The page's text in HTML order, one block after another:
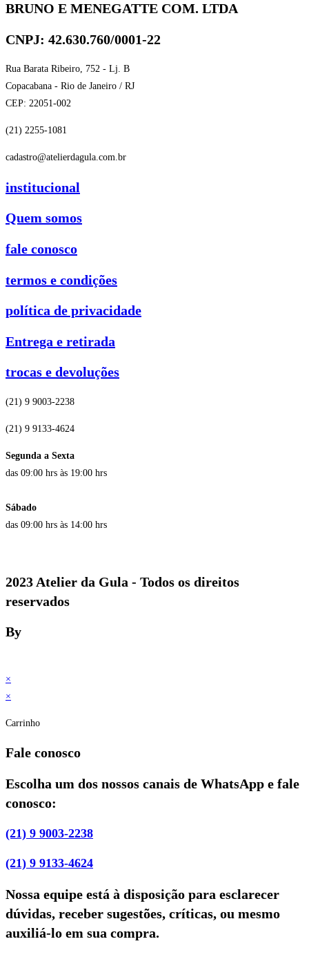
BRUNO E MENEGATTE COM. LTDA
CNPJ: 42.630.760/0001-22
Rua Barata Ribeiro, 752 - Lj. B
Copacabana - Rio de Janeiro / RJ
CEP: 22051-002
(21) 2255-1081
cadastro@atelierdagula.com.br
institucional
Quem somos
fale conosco
termos e condições
política de privacidade
Entrega e retirada
trocas e devoluções
(21) 9 9003-2238
(21) 9 9133-4624
Segunda a Sexta
das 09:00 hrs às 19:00 hrs
Sábado
das 09:00 hrs às 14:00 hrs
2023 Atelier da Gula - Todos os direitos
reservados
By
×
×
Carrinho
Fale conosco
Escolha um dos nossos canais de WhatsApp e fale
conosco:
(21) 9 9003-2238
(21) 9 9133-4624
Nossa equipe está à disposição para esclarecer
dúvidas, receber sugestões, críticas, ou mesmo
auxiliá-lo em sua compra.